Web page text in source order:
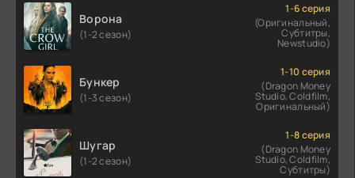
Ворона
(1-2 сезон)
1-6 серия
(Оригинальный,
Субтитры,
Newstudio)
Бункер
(1-3 сезон)
1-10 серия
(Dragon Money
Studio, Coldfilm,
Оригинальный)
Шугар
(1-2 сезон)
1-8 серия
(Dragon Money
Studio, Coldfilm,
Субтитры)